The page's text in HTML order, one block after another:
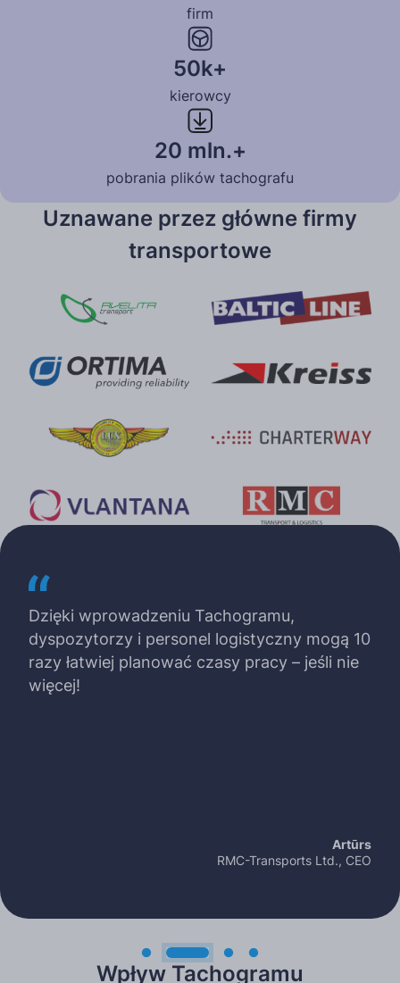
firm
50k+
kierowcy
20 mln.+
pobrania plików tachografu
Uznawane przez główne firmy
transportowe
Dzięki wprowadzeniu Tachogramu,
dyspozytorzy i personel logistyczny mogą 10
razy łatwiej planować czasy pracy – jeśli nie
więcej!
Artūrs
RMC-Transports Ltd., CEO
Wpływ Tachogramu